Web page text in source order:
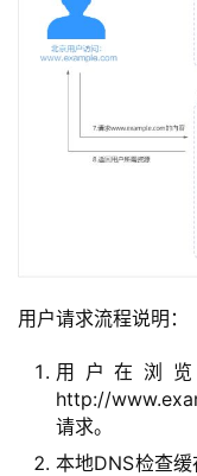
用户请求流程说明：
用户在浏
http://
请求。
本地DNS检查